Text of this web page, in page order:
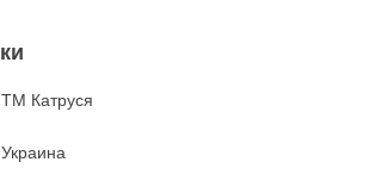
ТМ Катруся
Украина